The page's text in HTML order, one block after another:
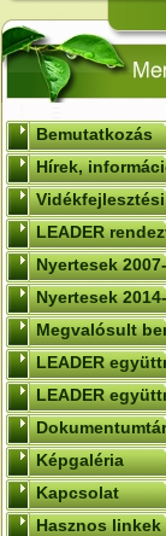
Bemutatkozás
Hírek,
LEADER
Nyertesek
Nyertesek
Megvalósult
LEADER
LEADER
Dokumentumtár
Képgaléria
Kapcsolat
Hasznos linkek